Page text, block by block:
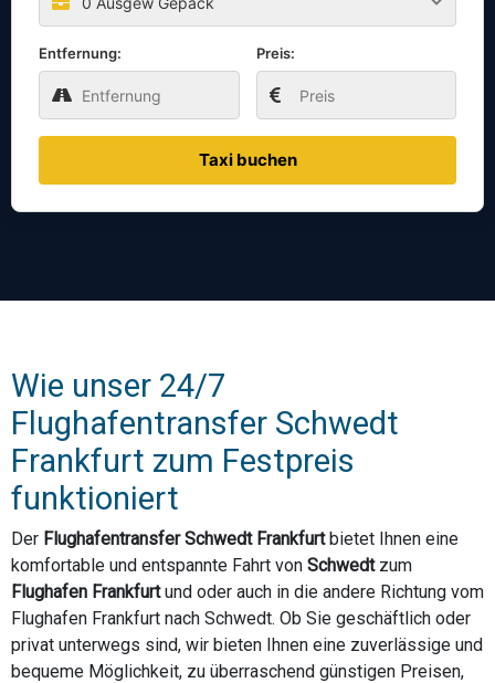
Entfernung: Preis:
Taxi buchen
Wie unser 24/7
Flughafentransfer Schwedt
Frankfurt zum Festpreis
funktioniert
Der Flughafentransfer Schwedt Frankfurtbietet Ihnen eine
komfortable und entspannte Fahrt von Schwedtzum
Flughafen Frankfurtund oder auch in die andere Richtung vom
Flughafen Frankfurt nach Schwedt. Ob Sie geschäftlich oder
privat unterwegs sind, wir bieten Ihnen eine zuverlässige und
bequeme Möglichkeit, zu überraschend günstigen Preisen,